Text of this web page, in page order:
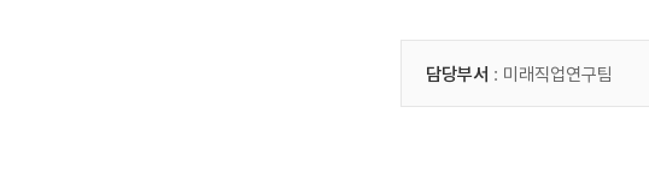
담당부서 : 미래직업연구팀